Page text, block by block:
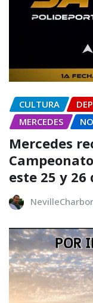
CULTURA
MERCEDES
Mercedes
este 25 y